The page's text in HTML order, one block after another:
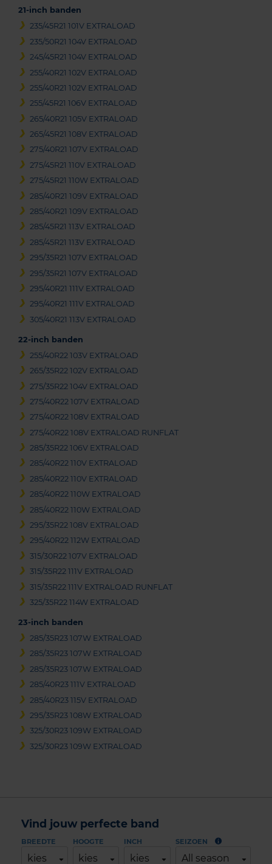
21-inch banden
235/45R21 101V EXTRALOAD
235/50R21 104V EXTRALOAD
245/45R21 104V EXTRALOAD
255/40R21 102V EXTRALOAD
255/40R21 102V EXTRALOAD
255/45R21 106V EXTRALOAD
265/40R21 105V EXTRALOAD
265/45R21 108V EXTRALOAD
275/40R21 107V EXTRALOAD
275/45R21 110V EXTRALOAD
275/45R21 110W EXTRALOAD
285/40R21 109V EXTRALOAD
285/40R21 109V EXTRALOAD
285/45R21 113V EXTRALOAD
285/45R21 113V EXTRALOAD
295/35R21 107V EXTRALOAD
295/35R21 107V EXTRALOAD
295/40R21 111V EXTRALOAD
295/40R21 111V EXTRALOAD
305/40R21 113V EXTRALOAD
22-inch banden
255/40R22 103V EXTRALOAD
265/35R22 102V EXTRALOAD
275/35R22 104V EXTRALOAD
275/40R22 107V EXTRALOAD
275/40R22 108V EXTRALOAD
275/40R22 108V EXTRALOAD RUNFLAT
285/35R22 106V EXTRALOAD
285/40R22 110V EXTRALOAD
285/40R22 110V EXTRALOAD
285/40R22 110W EXTRALOAD
285/40R22 110W EXTRALOAD
295/35R22 108V EXTRALOAD
295/40R22 112W EXTRALOAD
315/30R22 107V EXTRALOAD
315/35R22 111V EXTRALOAD
315/35R22 111V EXTRALOAD RUNFLAT
325/35R22 114W EXTRALOAD
23-inch banden
285/35R23 107W EXTRALOAD
285/35R23 107W EXTRALOAD
285/35R23 107W EXTRALOAD
285/40R23 111V EXTRALOAD
285/40R23 115V EXTRALOAD
295/35R23 108W EXTRALOAD
325/30R23 109W EXTRALOAD
325/30R23 109W EXTRALOAD
Vind jouw perfecte band
BREEDTE
kies
HOOGTE
kies
INCH
kies
SEIZOEN
All season